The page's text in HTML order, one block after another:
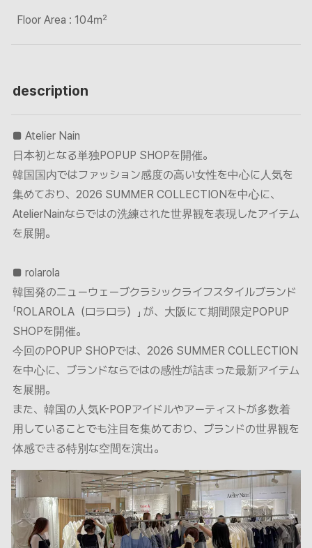
Floor Area : 104㎡
description
■ Atelier Nain
日本初となる単独POPUP SHOPを開催。
韓国国内ではファッション感度の高い女性を中心に人気を
集めており、2026 SUMMER COLLECTIONを中心に、
AtelierNainならではの洗練された世界観を表現したアイテム
を展開。
■ rolarola
韓国発のニューウェーブクラシックライフスタイルブランド
「ROLAROLA（ロラロラ）」 が、大阪にて期間限定POPUP
SHOPを開催。
今回のPOPUP SHOPでは、2026 SUMMER COLLECTION
を中心に、ブランドならではの感性が詰まった最新アイテム
を展開。
また、韓国の人気K-POPアイドルやアーティストが多数着
用していることでも注目を集めており、ブランドの世界観を
体感できる特別な空間を演出。